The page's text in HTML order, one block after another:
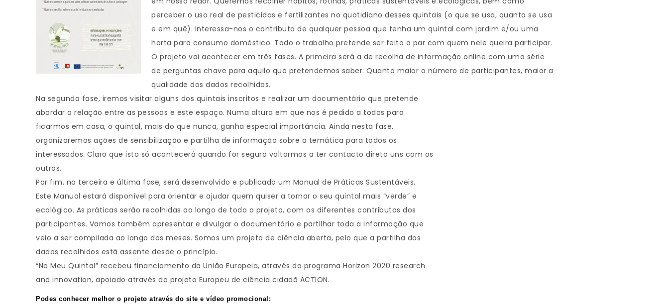
perceber o uso real de pesticidas e fertilizantes no quotidiano desses quintais (o que se usa, quanto se usa
e em quê). Interessa-nos o contributo de qualquer pessoa que tenha um quintal com jardim e/ou uma
horta para consumo doméstico. Todo o trabalho pretende ser feito a par com quem nele queira participar.
O projeto vai acontecer em três fases. A primeira será a de recolha de informação online com uma série
de perguntas chave para aquilo que pretendemos saber. Quanto maior o número de participantes, maior a
qualidade dos dados recolhidos.
Na segunda fase, iremos visitar alguns dos quintais inscritos e realizar um documentário que pretende
abordar a relação entre as pessoas e este espaço. Numa altura em que nos é pedido a todos para
ficarmos em casa, o quintal, mais do que nunca, ganha especial importância. Ainda nesta fase,
organizaremos ações de sensibilização e partilha de informação sobre a temática para todos os
interessados. Claro que isto só acontecerá quando for seguro voltarmos a ter contacto direto uns com os
outros.
Por fim, na terceira e última fase, será desenvolvido e publicado um Manual de Práticas Sustentáveis.
Este Manual estará disponível para orientar e ajudar quem quiser a tornar o seu quintal mais “verde” e
ecológico. As práticas serão recolhidas ao longo de todo o projeto, com os diferentes contributos dos
participantes. Vamos também apresentar e divulgar o documentário e partilhar toda a informação que
veio a ser compilada ao longo dos meses. Somos um projeto de ciência aberta, pelo que a partilha dos
dados recolhidos está assente desde o princípio.
“No Meu Quintal” recebeu financiamento da União Europeia, através do programa Horizon 2020 research
and innovation, apoiado através do projeto Europeu de ciência cidadã ACTION.
Podes conhecer melhor o projeto através do site e vídeo promocional: